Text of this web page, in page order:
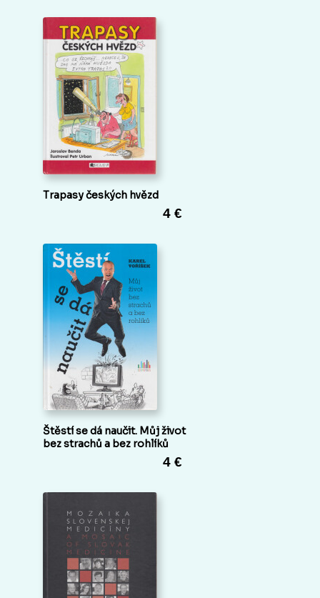
Trapasy českých hvězd
4 €
Štěstí se dá naučit. Můj život
bez strachů a bez rohlíků
4 €